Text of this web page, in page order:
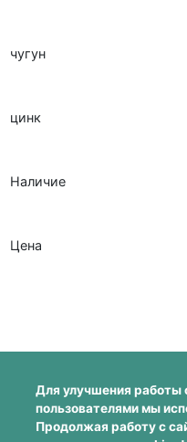
чугун
цинк
Наличие
Цена
Для улучшения работы
пользователями мы
Продолжая работу с